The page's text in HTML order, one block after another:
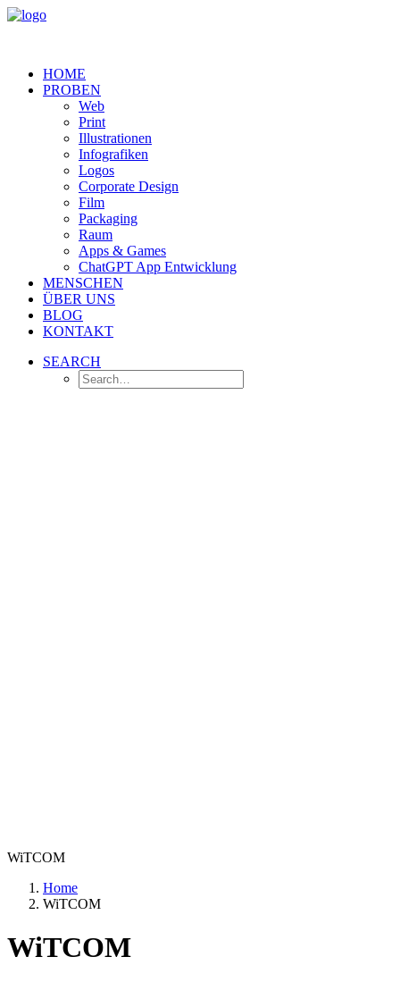
HOME
PROBEN
Web
Print
Illustrationen
Infografiken
Logos
Corporate Design
Film
Packaging
Raum
Apps & Games
ChatGPT App Entwicklung
MENSCHEN
ÜBER UNS
BLOG
KONTAKT
SEARCH
WiTCOM
Home
WiTCOM
WiTCOM